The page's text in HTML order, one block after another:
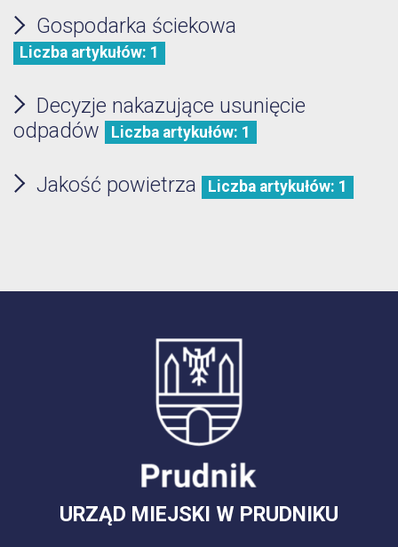
Gospodarka ściekowa
Liczba artykułów: 1
Decyzje nakazujące usunięcie
odpadów
Liczba artykułów: 1
Jakość powietrza Liczba artykułów: 1
URZĄD MIEJSKI W PRUDNIKU